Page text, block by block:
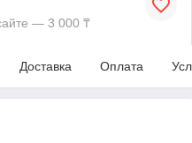
— 3 000 ₸
Доставка Оплата